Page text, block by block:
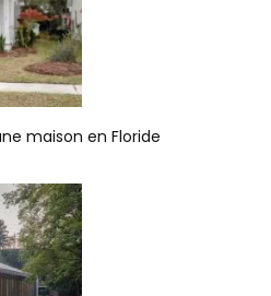
maison en Floride